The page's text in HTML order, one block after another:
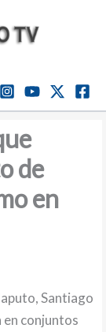
de
en
Santiago
en conjuntos